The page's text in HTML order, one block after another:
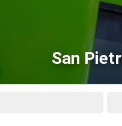
San